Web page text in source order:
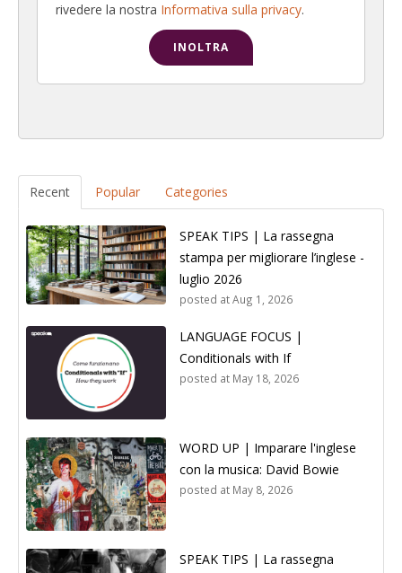
rivedere la nostra Informativa sulla privacy.
Recent Popular Categories
SPEAK TIPS | La rassegna
stampa per migliorare l’inglese -
luglio 2026
posted atAug 1, 2026
LANGUAGE FOCUS |
Conditionals with If
posted at May 18, 2026
WORD UP | Imparare l'inglese
con la musica: David Bowie
posted at May 8, 2026
SPEAK TIPS | La rassegna